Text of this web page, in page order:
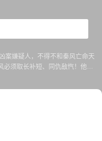
案嫌疑人，不得不和秦风亡命天
须取长补短、同仇敌忾！他们